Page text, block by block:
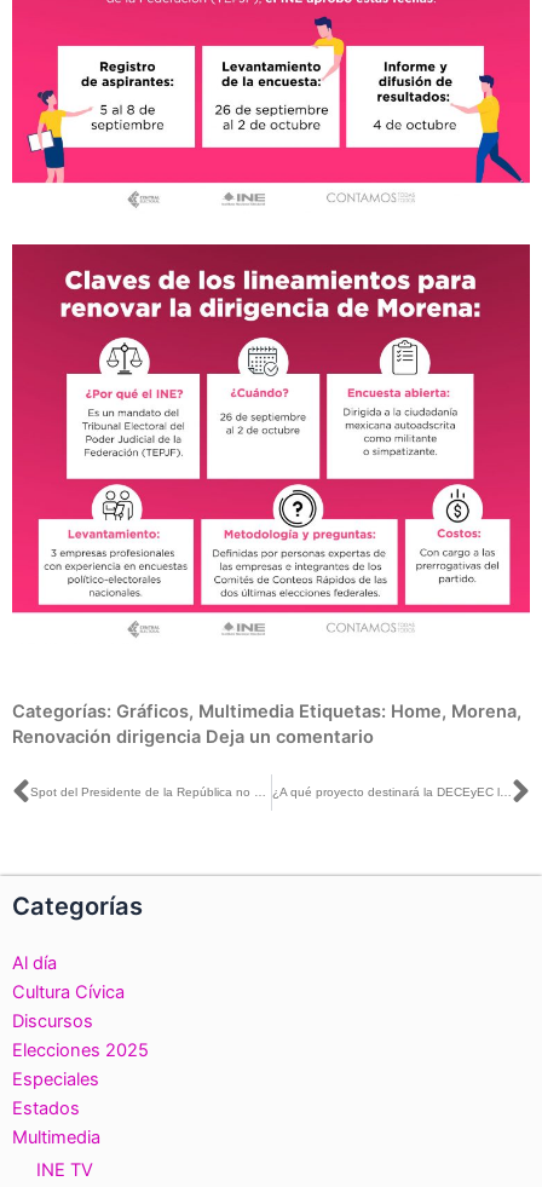
Categorías: Gráficos, Multimedia Etiquetas: Home, Morena,
Renovación dirigencia Deja un comentario
Ant ¿A qué proyecto destinará la DECEyEC la mayor cantidad de su presupuesto en las #Elecciones2021?
Categorías
Al día
Cultura Cívica
Discursos
Elecciones 2025
Especiales
Estados
Multimedia
INE TV